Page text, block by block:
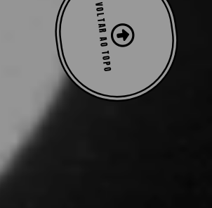
VOLTAR AO TOPO